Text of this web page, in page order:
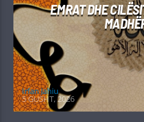
EMRAT DHE
Irfan Jahiu
5 GUSHT, 2026